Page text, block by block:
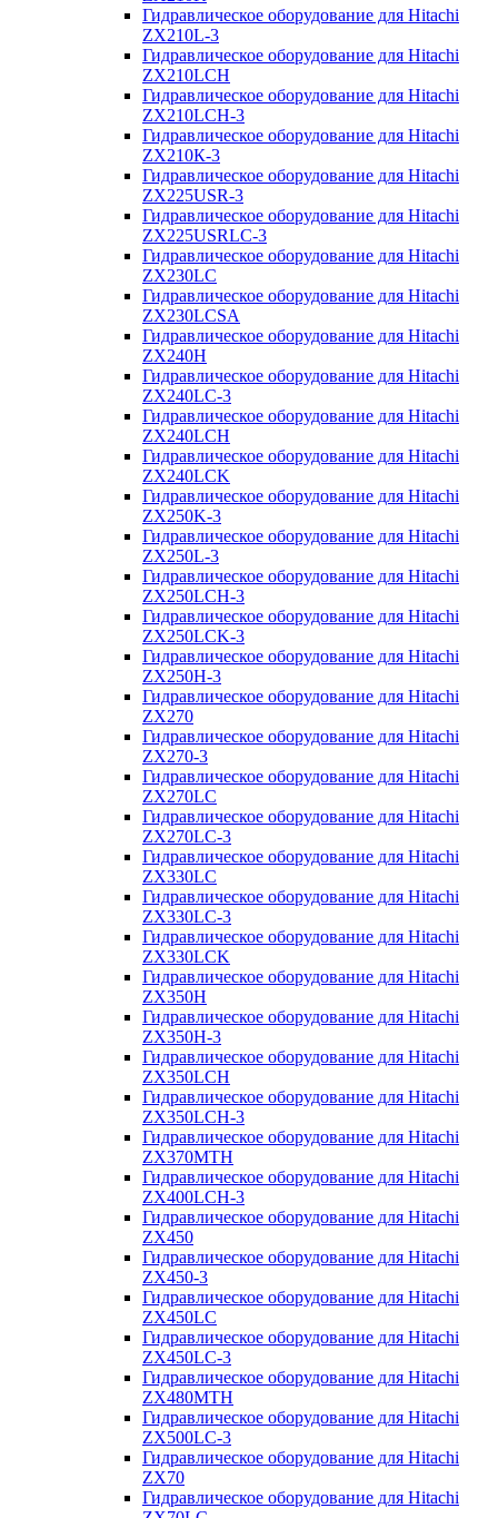
Гидравлическое оборудование для Hitachi
ZX210L-3
Гидравлическое оборудование для Hitachi
ZX210LCH
Гидравлическое оборудование для Hitachi
ZX210LCH-3
Гидравлическое оборудование для Hitachi
ZX210К-3
Гидравлическое оборудование для Hitachi
ZX225USR-3
Гидравлическое оборудование для Hitachi
ZX225USRLC-3
Гидравлическое оборудование для Hitachi
ZX230LC
Гидравлическое оборудование для Hitachi
ZX230LCSA
Гидравлическое оборудование для Hitachi
ZX240H
Гидравлическое оборудование для Hitachi
ZX240LC-3
Гидравлическое оборудование для Hitachi
ZX240LCH
Гидравлическое оборудование для Hitachi
ZX240LCK
Гидравлическое оборудование для Hitachi
ZX250K-3
Гидравлическое оборудование для Hitachi
ZX250L-3
Гидравлическое оборудование для Hitachi
ZX250LCH-3
Гидравлическое оборудование для Hitachi
ZX250LCK-3
Гидравлическое оборудование для Hitachi
ZX250Н-3
Гидравлическое оборудование для Hitachi
ZX270
Гидравлическое оборудование для Hitachi
ZX270-3
Гидравлическое оборудование для Hitachi
ZX270LC
Гидравлическое оборудование для Hitachi
ZX270LC-3
Гидравлическое оборудование для Hitachi
ZX330LC
Гидравлическое оборудование для Hitachi
ZX330LC-3
Гидравлическое оборудование для Hitachi
ZX330LCK
Гидравлическое оборудование для Hitachi
ZX350H
Гидравлическое оборудование для Hitachi
ZX350H-3
Гидравлическое оборудование для Hitachi
ZX350LCH
Гидравлическое оборудование для Hitachi
ZX350LCH-3
Гидравлическое оборудование для Hitachi
ZX370MTH
Гидравлическое оборудование для Hitachi
ZX400LCH-3
Гидравлическое оборудование для Hitachi
ZX450
Гидравлическое оборудование для Hitachi
ZX450-3
Гидравлическое оборудование для Hitachi
ZX450LC
Гидравлическое оборудование для Hitachi
ZX450LC-3
Гидравлическое оборудование для Hitachi
ZX480MTH
Гидравлическое оборудование для Hitachi
ZX500LC-3
Гидравлическое оборудование для Hitachi
ZX70
Гидравлическое оборудование для Hitachi